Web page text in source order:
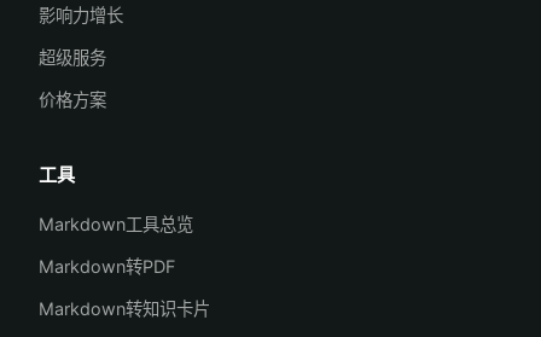
影响力增长
超级服务
价格方案
工具
Markdown工具总览
Markdown转PDF
Markdown转知识卡片